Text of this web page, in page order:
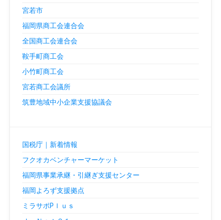
宮若市
福岡県商工会連合会
全国商工会連合会
鞍手町商工会
小竹町商工会
宮若商工会議所
筑豊地域中小企業支援協議会
国税庁｜新着情報
フクオカベンチャーマーケット
福岡県事業承継・引継ぎ支援センター
福岡よろず支援拠点
ミラサポPｌｕｓ